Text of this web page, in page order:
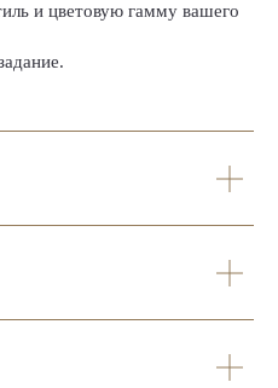
и цветовую гамму вашего